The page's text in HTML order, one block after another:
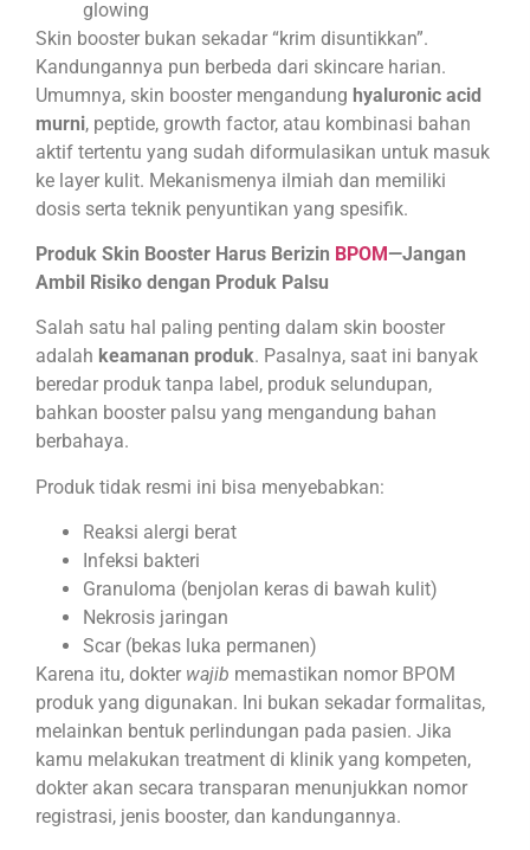
glowing
Skin booster bukan sekadar “krim disuntikkan”.
Kandungannya pun berbeda dari skincare harian.
Umumnya, skin booster mengandung hyaluronic acid
murni, peptide, growth factor, atau kombinasi bahan
aktif tertentu yang sudah diformulasikan untuk masuk
ke layer kulit. Mekanismenya ilmiah dan memiliki
dosis serta teknik penyuntikan yang spesifik.
Produk Skin Booster Harus Berizin BPOM—Jangan
Ambil Risiko dengan Produk Palsu
Salah satu hal paling penting dalam skin booster
adalah keamanan produk. Pasalnya, saat ini banyak
beredar produk tanpa label, produk selundupan,
bahkan booster palsu yang mengandung bahan
berbahaya.
Produk tidak resmi ini bisa menyebabkan:
Reaksi alergi berat
Infeksi bakteri
Granuloma (benjolan keras di bawah kulit)
Nekrosis jaringan
Scar (bekas luka permanen)
Karena itu, dokter wajib memastikan nomor BPOM
produk yang digunakan. Ini bukan sekadar formalitas,
melainkan bentuk perlindungan pada pasien. Jika
kamu melakukan treatment di klinik yang kompeten,
dokter akan secara transparan menunjukkan nomor
registrasi, jenis booster, dan kandungannya.